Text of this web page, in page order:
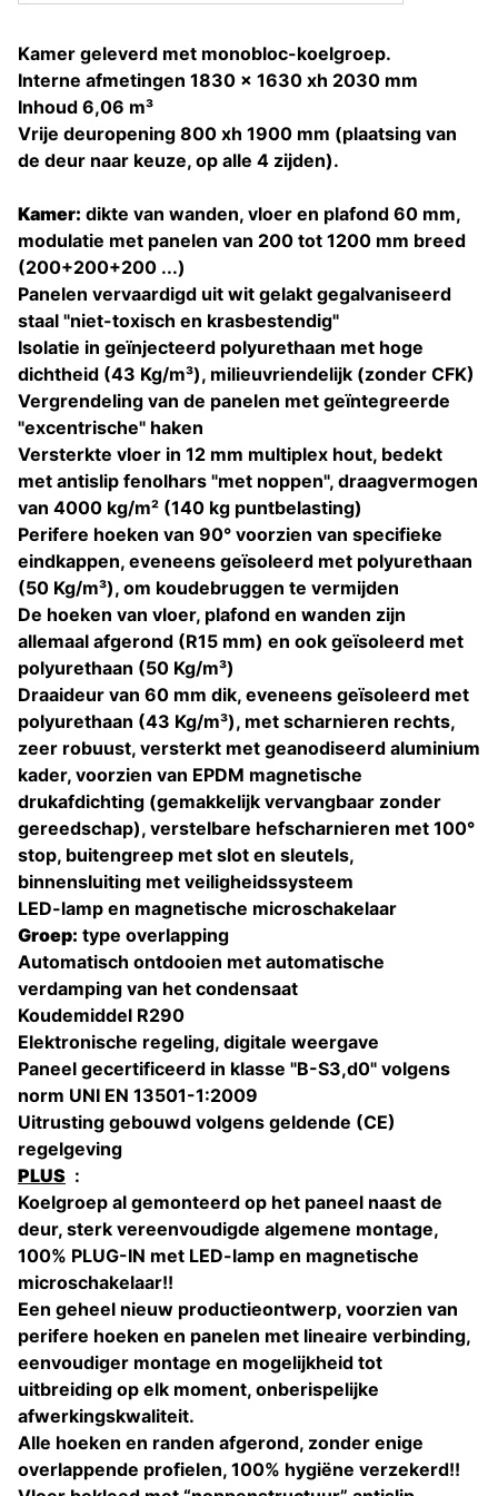
Kamer geleverd met monobloc-koelgroep.
Interne afmetingen 1830 x 1630 xh 2030 mm
Inhoud 6,06 m³
Vrije deuropening 800 xh 1900 mm (plaatsing van
de deur naar keuze, op alle 4 zijden).
Kamer: dikte van wanden, vloer en plafond 60 mm,
modulatie met panelen van 200 tot 1200 mm breed
(200+200+200 ...)
Panelen vervaardigd uit wit gelakt gegalvaniseerd
staal "niet-toxisch en krasbestendig"
Isolatie in geïnjecteerd polyurethaan met hoge
dichtheid (43 Kg/m³), milieuvriendelijk (zonder CFK)
Vergrendeling van de panelen met geïntegreerde
"excentrische" haken
Versterkte vloer in 12 mm multiplex hout, bedekt
met antislip fenolhars "met noppen", draagvermogen
van 4000 kg/m² (140 kg puntbelasting)
Perifere hoeken van 90° voorzien van specifieke
eindkappen, eveneens geïsoleerd met polyurethaan
(50 Kg/m³), om koudebruggen te vermijden
De hoeken van vloer, plafond en wanden zijn
allemaal afgerond (R15 mm) en ook geïsoleerd met
polyurethaan (50 Kg/m³)
Draaideur van 60 mm dik, eveneens geïsoleerd met
polyurethaan (43 Kg/m³), met scharnieren rechts,
zeer robuust, versterkt met geanodiseerd aluminium
kader, voorzien van EPDM magnetische
drukafdichting (gemakkelijk vervangbaar zonder
gereedschap), verstelbare hefscharnieren met 100°
stop, buitengreep met slot en sleutels,
binnensluiting met veiligheidssysteem
LED-lamp en magnetische microschakelaar
Groep: type overlapping
Automatisch ontdooien met automatische
verdamping van het condensaat
Koudemiddel R290
Elektronische regeling, digitale weergave
Paneel gecertificeerd in klasse "B-S3,d0" volgens
norm UNI EN 13501-1:2009
Uitrusting gebouwd volgens geldende (CE)
regelgeving
PLUS :
Koelgroep al gemonteerd op het paneel naast de
deur, sterk vereenvoudigde algemene montage,
100% PLUG-IN met LED-lamp en magnetische
microschakelaar!!
Een geheel nieuw productieontwerp, voorzien van
perifere hoeken en panelen met lineaire verbinding,
eenvoudiger montage en mogelijkheid tot
uitbreiding op elk moment, onberispelijke
afwerkingskwaliteit.
Alle hoeken en randen afgerond, zonder enige
overlappende profielen, 100% hygiëne verzekerd!!